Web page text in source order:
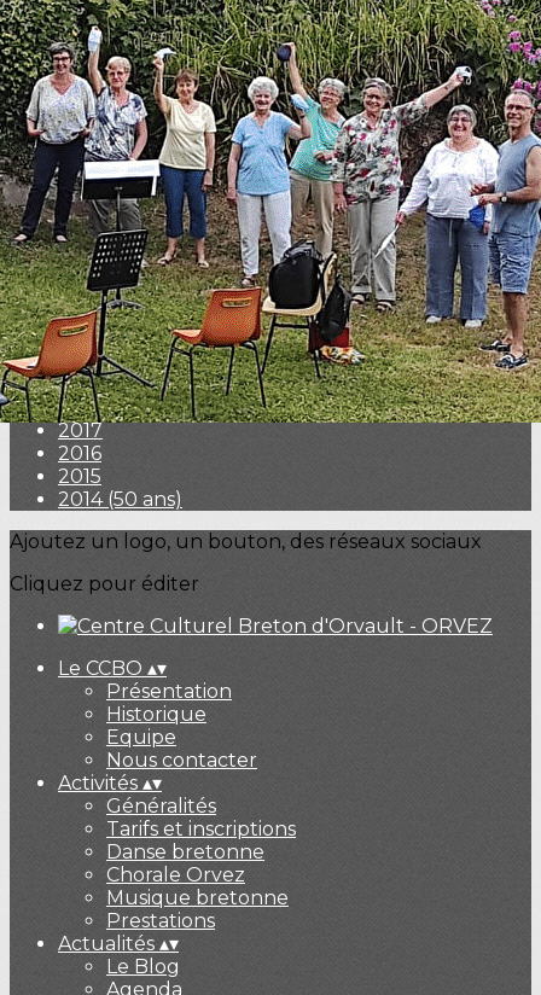
Exporter les lignes sélectionnées
Exporter toutes les colonnes
Exporter uniquement les colonnes affichées
Menu
<
>
2026
2025
2024 (60 ans)
2023
2022
2021
2020
2019
2018
2017
2016
2015
2014 (50 ans)
Ajoutez un logo, un bouton, des réseaux sociaux
Cliquez pour éditer
Le CCBO ▴▾
Présentation
Historique
Equipe
Nous contacter
Activités ▴▾
Généralités
Tarifs et inscriptions
Danse bretonne
Chorale Orvez
Musique bretonne
Prestations
Actualités ▴▾
Le Blog
Agenda